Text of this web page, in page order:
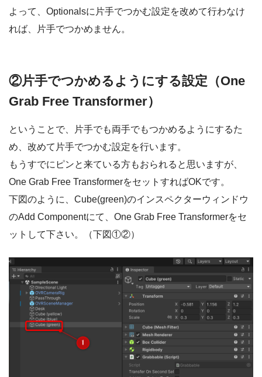
よって、Optionalsに片手でつかむ設定を改めて行わなけ
れば、片手でつかめません。
②片手でつかめるようにする設定（One
Grab Free Transformer）
ということで、片手でも両手でもつかめるようにするた
め、改めて片手でつかむ設定を行います。
もうすでにピンと来ている方もおられると思いますが、
One Grab Free TransformerをセットすればOKです。
下図のように、Cube(green)のインスペクターウィンドウ
のAdd Componentにて、One Grab Free Transformerをセ
ットして下さい。（下図①②）